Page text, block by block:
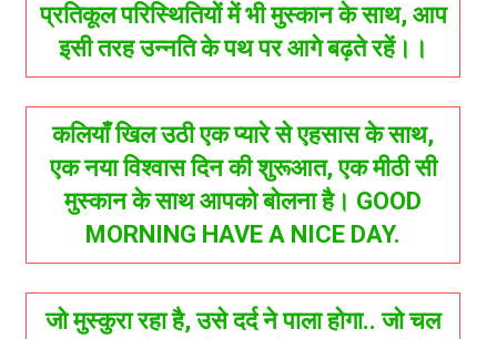
प्रतिकूल परिस्थितियों में भी मुस्कान के साथ, आप
इसी तरह उन्नति के पथ पर आगे बढ़ते रहें।।
कलियाँ खिल उठी एक प्यारे से एहसास के साथ,
एक नया विश्वास दिन की शुरूआत, एक मीठी सी
मुस्कान के साथ आपको बोलना है। GOOD
MORNING HAVE A NICE DAY.
जो मुस्कुरा रहा है, उसे दर्द ने पाला होगा.. जो चल